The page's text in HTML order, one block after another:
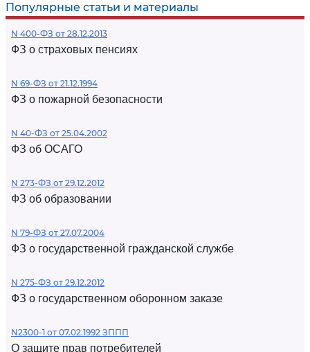
Популярные статьи и материалы
N 400-ФЗ от 28.12.2013
ФЗ о страховых пенсиях
N 69-ФЗ от 21.12.1994
ФЗ о пожарной безопасности
N 40-ФЗ от 25.04.2002
ФЗ об ОСАГО
N 273-ФЗ от 29.12.2012
ФЗ об образовании
N 79-ФЗ от 27.07.2004
ФЗ о государственной гражданской службе
N 275-ФЗ от 29.12.2012
ФЗ о государственном оборонном заказе
N2300-1 от 07.02.1992 ЗППП
О защите прав потребителей